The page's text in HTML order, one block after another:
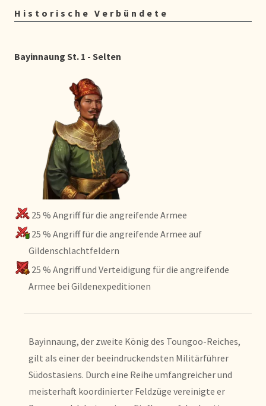
Historische Verbündete
Bayinnaung St. 1 - Selten
25 % Angriff für die angreifende Armee
25 % Angriff für die angreifende Armee auf
Gildenschlachtfeldern
25 % Angriff und Verteidigung für die angreifende
Armee bei Gildenexpeditionen
Bayinnaung, der zweite König des Toungoo-Reiches,
gilt als einer der beeindruckendsten Militärführer
Südostasiens. Durch eine Reihe umfangreicher und
meisterhaft koordinierter Feldzüge vereinigte er